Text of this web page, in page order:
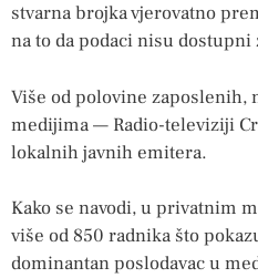
stvarna brojka vjerovatno
na to da podaci nisu dostupni
Više od polovine zaposlenih,
medijima — Radio-televiziji
lokalnih javnih emitera.
Kako se navodi, u privatnim
više od 850 radnika što
dominantan poslodavac u